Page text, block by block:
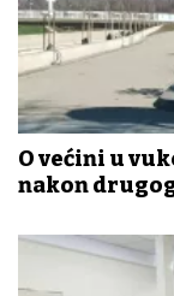
O većini u
nakon